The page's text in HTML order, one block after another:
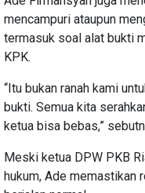
mencampuri ataupun
termasuk soal alat bukti
KPK.
“Itu bukan ranah kami
bukti. Semua kita
ketua bisa bebas,”
Meski ketua DPW PKB
hukum, Ade memastikan